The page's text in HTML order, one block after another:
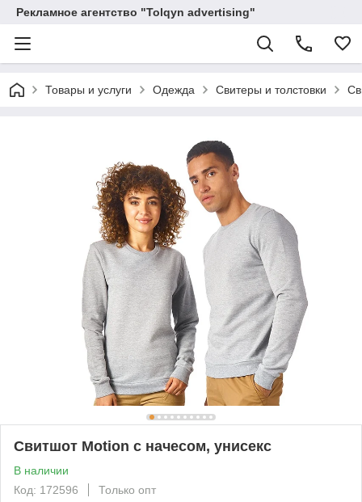
Рекламное агентство "Tolqyn advertising"
Товары и услуги Одежда Свитеры и толстовки
Свитшот Motion с начесом, унисекс
В наличии
Код: 172596
Только опт